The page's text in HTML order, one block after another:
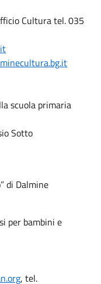
Cultura tel. 035
scuola primaria
Sotto
di Dalmine
per bambini e
, tel.